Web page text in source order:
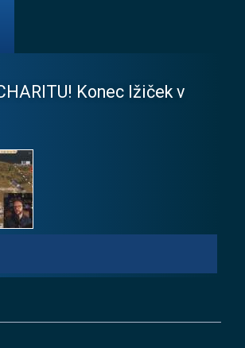
Konec lžiček v